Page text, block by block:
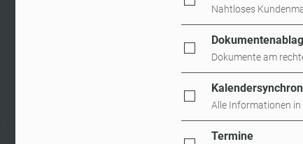
Nahtloses
Dokumente am
Alle Informationen in
Termine